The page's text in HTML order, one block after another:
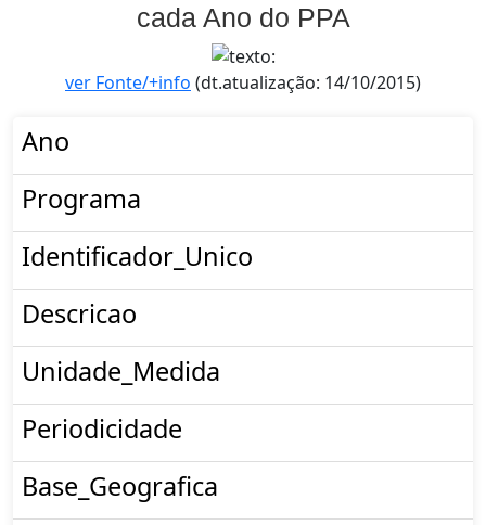
cada Ano do PPA
ver Fonte/+info (dt.atualização: 14/10/2015)
Ano
Programa
Identificador_Unico
Descricao
Unidade_Medida
Periodicidade
Base_Geografica